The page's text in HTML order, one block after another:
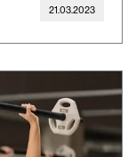
21.03.2023